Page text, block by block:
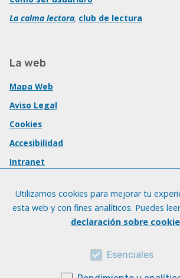
La calma lectora, club de lectura
La web
Mapa Web
Aviso Legal
Cookies
Accesibilidad
Intranet
Utilizamos cookies para mejorar tu
esta web y con fines analíticos. Puedes
declaración sobre
Esenciales